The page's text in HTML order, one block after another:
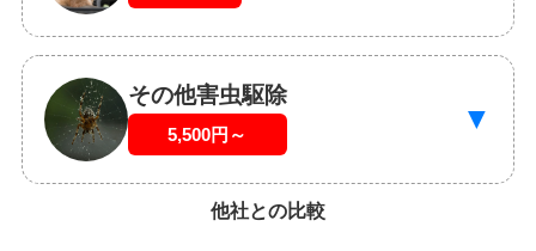
その他害虫駆除
5,500円～ ▼
他社との比較